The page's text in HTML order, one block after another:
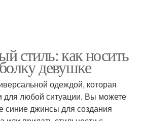
стиль: как носить
девушке
одеждой, которая
для любой ситуации. Вы можете
синие джинсы для создания